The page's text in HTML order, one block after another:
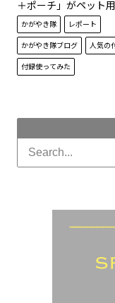
＋ポーチ」がペット
搬に超便利！｜かがや
藤千種
かがやき隊
レポート
かがやき隊ブログ
人気の
付録使ってみた